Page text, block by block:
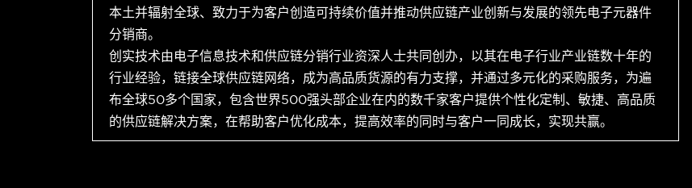
本土并辐射全球、致力于为客户创造可持续价值并推动供应链产业创新与发展的领先电子元器件
分销商。
创实技术由电子信息技术和供应链分销行业资深人士共同创办，以其在电子行业产业链数十年的
行业经验，链接全球供应链网络，成为高品质货源的有力支撑，并通过多元化的采购服务，为遍
布全球50多个国家，包含世界500强头部企业在内的数千家客户提供个性化定制、敏捷、高品质
的供应链解决方案，在帮助客户优化成本，提高效率的同时与客户一同成长，实现共赢。